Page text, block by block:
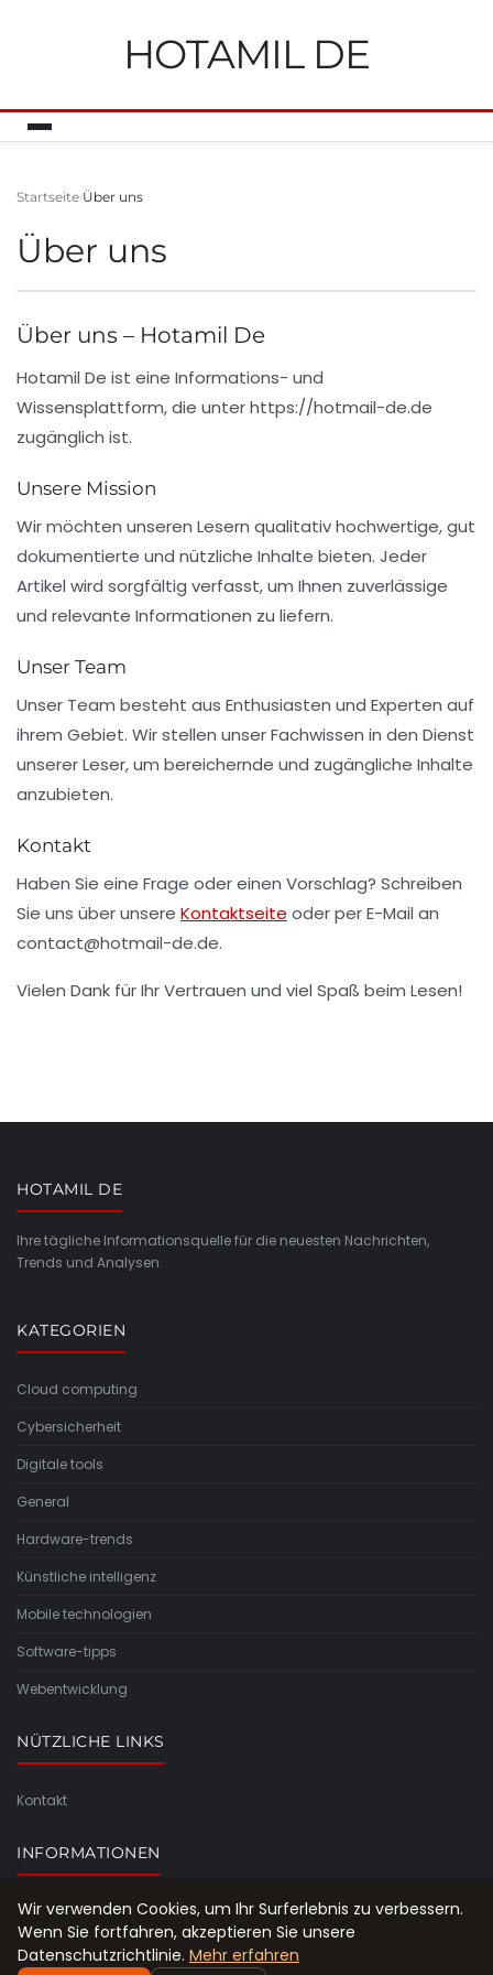
HOTAMIL DE
Startseite Über uns
Über uns
Über uns – Hotamil De
Hotamil De ist eine Informations- und
Wissensplattform, die unterhttps://hotmail-de.de
zugänglich ist.
Unsere Mission
Wir möchten unseren Lesern qualitativ hochwertige, gut
dokumentierte und nützliche Inhalte bieten. Jeder
Artikel wird sorgfältig verfasst, um Ihnen zuverlässige
und relevante Informationen zu liefern.
Unser Team
Unser Team besteht aus Enthusiasten und Experten auf
ihrem Gebiet. Wir stellen unser Fachwissen in den Dienst
unserer Leser, um bereichernde und zugängliche Inhalte
anzubieten.
Kontakt
Haben Sie eine Frage oder einen Vorschlag? Schreiben
Sie uns über unsere Kontaktseite oder per E-Mail an
contact@hotmail-de.de.
Vielen Dank für Ihr Vertrauen und viel Spaß beim Lesen!
HOTAMIL DE
Ihre tägliche Informationsquelle für die neuesten Nachrichten,
Trends und Analysen.
KATEGORIEN
Cloud computing
Cybersicherheit
Digitale tools
General
Hardware-trends
Künstliche intelligenz
Mobile technologien
Software-tipps
Webentwicklung
NÜTZLICHE LINKS
Kontakt
INFORMATIONEN
Seitenübersicht
Wir verwenden Cookies, um Ihr Surferlebnis zu verbessern.
Wenn Sie fortfahren, akzeptieren Sie unsere
Datenschutzrichtlinie. Mehr erfahren